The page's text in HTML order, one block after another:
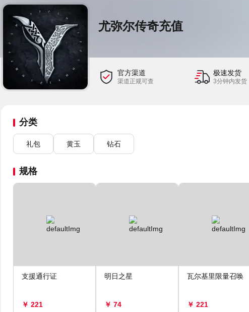
尤弥尔传奇充值
官方渠道
渠道正规可查
极速发货
3分钟内发货
分类
礼包 黄玉 钻石
规格
支援通行证
￥ 221
明日之星
￥ 74
瓦尔基里限量召唤
￥ 221